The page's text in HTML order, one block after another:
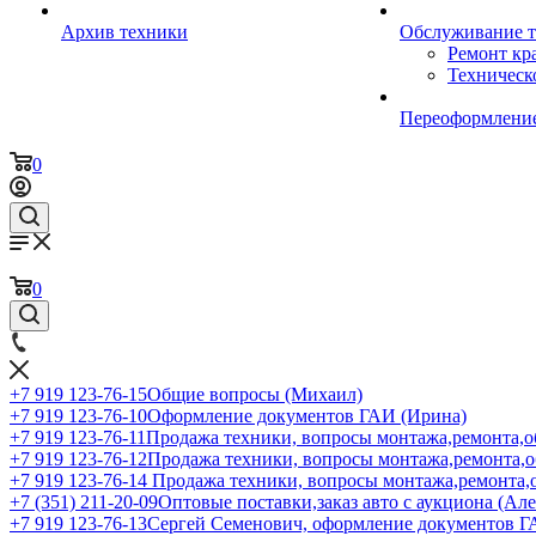
Архив техники
Обслуживание
Ремонт
0
0
+7 919 123-76-15Общие вопросы (Михаил)
+7 919 123-76-10Оформление документов ГАИ (Ирина)
+7 919 123-76-11Продажа техники, вопросы
+7 919 123-76-12Продажа техники, вопросы
+7 919 123-76-14 Продажа техники, вопросы
+7 (351) 211-20-09Оптовые поставки,заказ авто с аукциона
+7 919 123-76-13Сергей Семенович, оформление документов